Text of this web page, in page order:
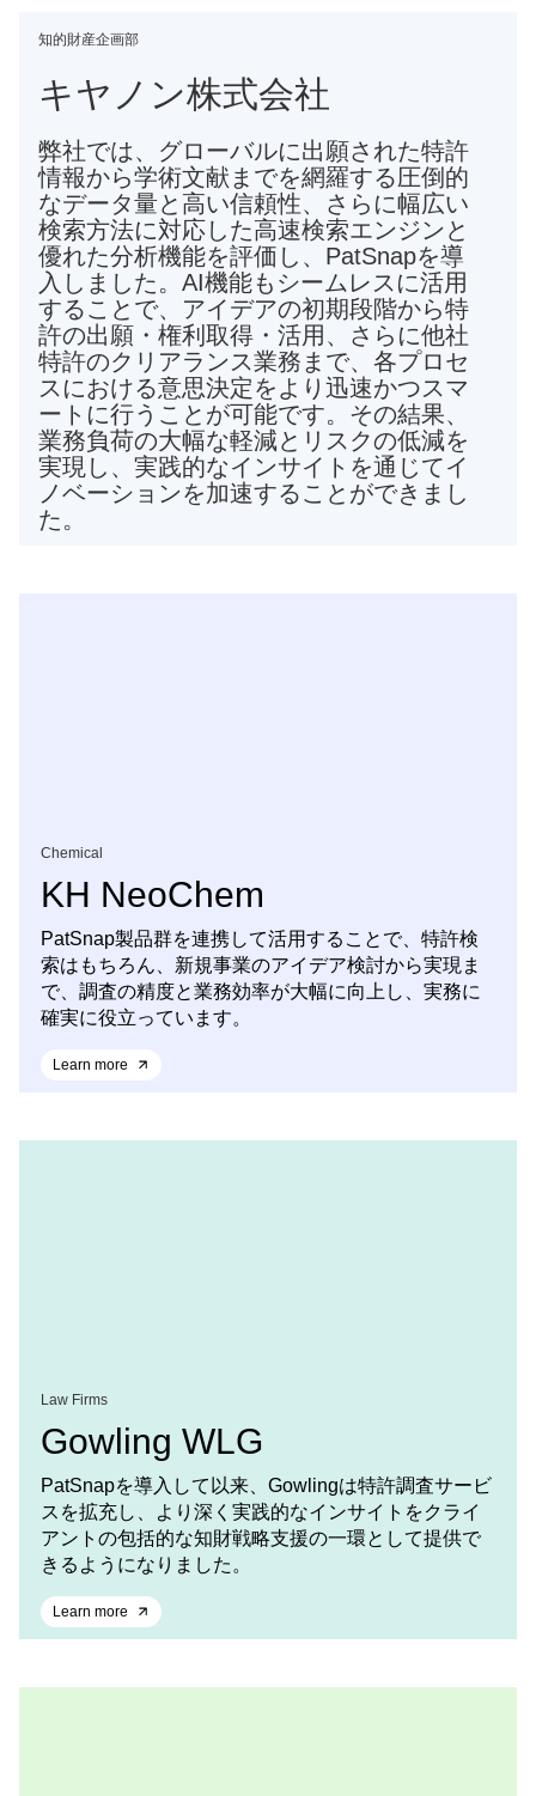
​知的財産企画部
キヤノン株式会社
弊社では、グローバルに出願された特許
情報から学術文献までを網羅する圧倒的
なデータ量と高い信頼性、さらに幅広い
検索方法に対応した高速検索エンジンと
優れた分析機能を評価し、PatSnapを導
入しました。AI機能もシームレスに活用
することで、アイデアの初期段階から特
許の出願・権利取得・活用、さらに他社
特許のクリアランス業務まで、各プロセ
スにおける意思決定をより迅速かつスマ
ートに行うことが可能です。その結果、
業務負荷の大幅な軽減とリスクの低減を
実現し、実践的なインサイトを通じてイ
ノベーションを加速することができまし
た。
Chemical
KH NeoChem
PatSnap製品群を連携して活用することで、特許検
索はもちろん、新規事業のアイデア検討から実現ま
で、調査の精度と業務効率が大幅に向上し、実務に
確実に役立っています。
Learn more
Law Firms
Gowling WLG
PatSnapを導入して以来、Gowlingは特許調査サービ
スを拡充し、より深く実践的なインサイトをクライ
アントの包括的な知財戦略支援の一環として提供で
きるようになりました。
Learn more